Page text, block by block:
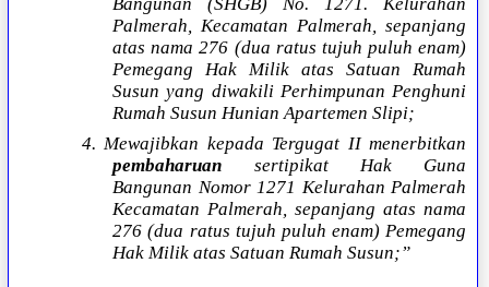
Palmerah, Kecamatan Palmerah, sepanjang
atas nama 276 (dua ratus tujuh puluh enam)
Pemegang Hak Milik atas Satuan Rumah
Susun yang diwakili Perhimpunan Penghuni
Rumah Susun Hunian Apartemen Slipi;
4. Mewajibkan kepada Tergugat II menerbitkan
pembaharuan sertipikat Hak Guna
Bangunan Nomor 1271 Kelurahan Palmerah
Kecamatan Palmerah, sepanjang atas nama
276 (dua ratus tujuh puluh enam) Pemegang
Hak Milik atas Satuan Rumah Susun;”